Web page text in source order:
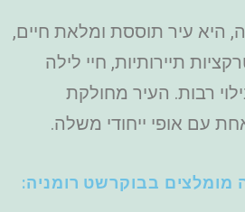
היא עיר תוססת ומלאת חיים,
תיירותיות, חיי לילה
רבות. העיר מחולקת
עם אופי ייחודי משלה.
מומלצים בבוקרשט רומניה: